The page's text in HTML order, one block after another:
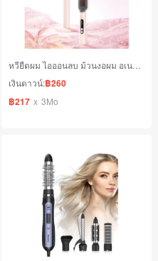
เงินดาวน์:฿260
฿217 x 3Mo